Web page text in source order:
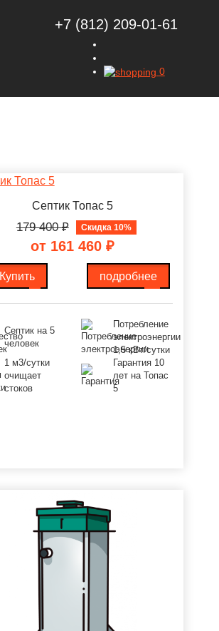
+7 (812) 209-01-61
0
Септик Топас 5
179 400₽ Скидка 10%
от 161 460 ₽
Купить подробнее
Септик на 5
человек
Потребление
электроэнергии
1,5 кВт/сутки
1 м3/сутки
очищает
стоков
Гарантия 10
лет на Топас
5